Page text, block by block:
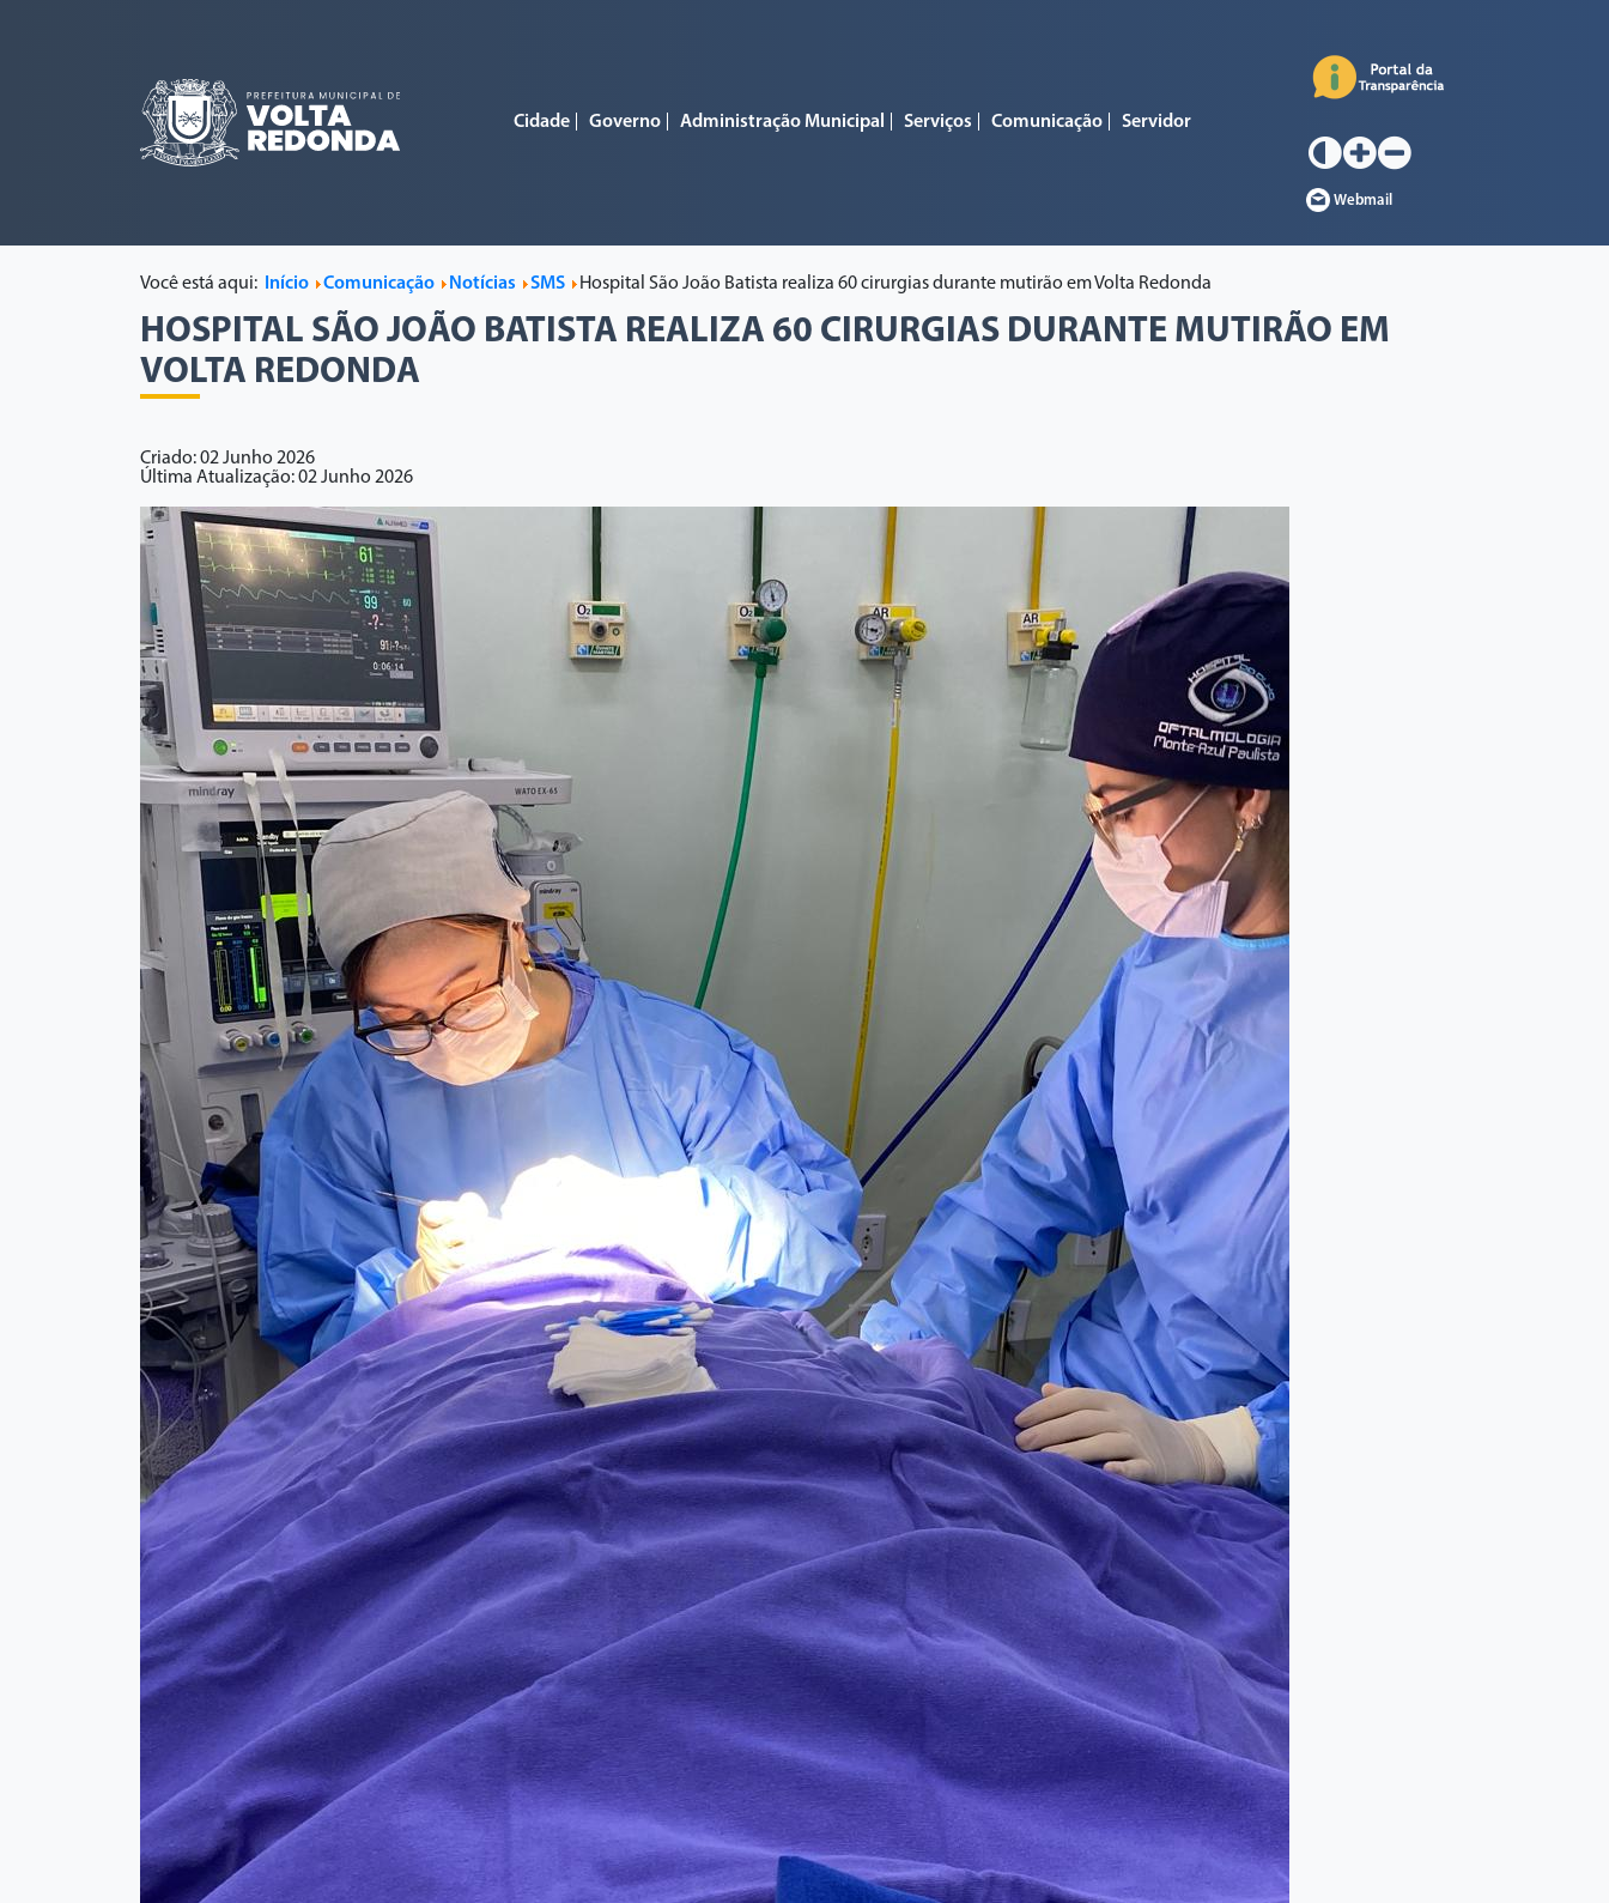
Cidade Governo Administração Municipal Serviços Comunicação Servidor
Webmail
Você está aqui: Início Comunicação Notícias SMS Hospital São João Batista realiza 60 cirurgias durante mutirão em Volta Redonda
HOSPITAL SÃO JOÃO BATISTA REALIZA 60 CIRURGIAS DURANTE MUTIRÃO EM
VOLTA REDONDA
Criado: 02 Junho 2026
Última Atualização: 02 Junho 2026